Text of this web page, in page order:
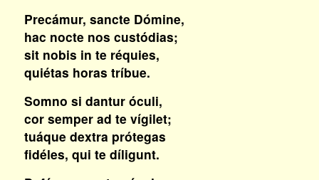
Precámur, sancte Dómine,
hac nocte nos custódias;
sit nobis in te réquies,
quiétas horas tríbue.
Somno si dantur óculi,
cor semper ad te vígilet;
tuáque dextra prótegas
fidéles, qui te díligunt.